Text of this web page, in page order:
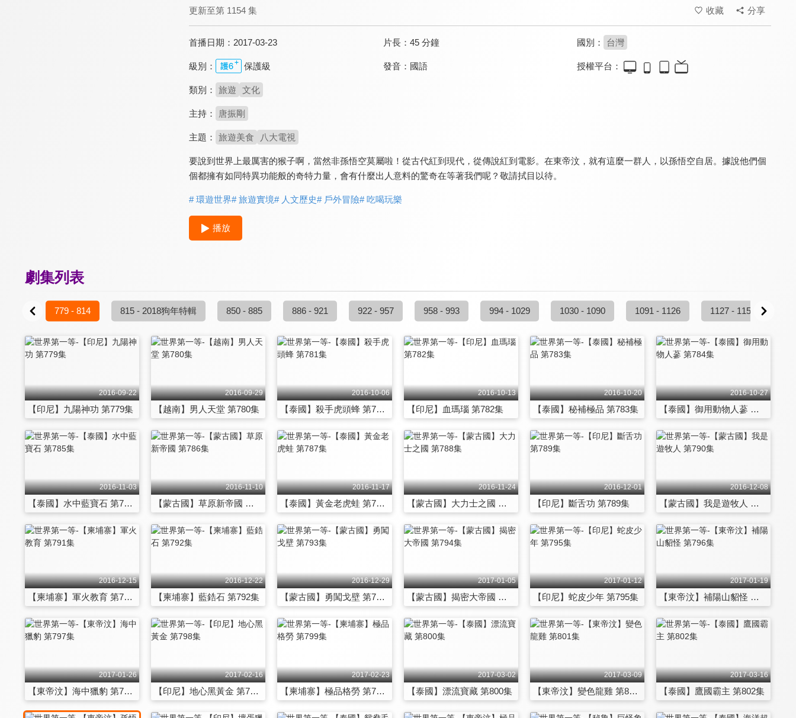
更新至第 1154 集 收藏 分享
首播日期： 2017-03-23 片長： 45 分鐘 國別： 台灣
級別： 保護級 發音： 國語 授權平台：
類別： 旅遊 文化
主持： 唐振剛
主題： 旅遊美食 八大電視
要說到世界上最厲害的猴子啊，當然非孫悟空莫屬啦！從古代紅到現代，從傳說紅到電影。在東帝汶，就有這麼一群人，以孫悟空自居。據說他們個
個都擁有如同特異功能般的奇特力量，會有什麼出人意料的驚奇在等著我們呢？敬請拭目以待。
# 環遊世界# 旅遊實境# 人文歷史# 戶外冒險# 吃喝玩樂
播放
劇集列表
779 - 814 815 - 2018狗年特輯 850 - 885 886 - 921 922 - 957 958 - 993 994 - 1029 1030 - 1090 1091 - 1126 1127 - 1154
2016-09-22
【印尼】九陽神功 第779集
2016-09-29
【越南】男人天堂 第780集
2016-10-06
【泰國】殺手虎頭蜂 第781集
2016-10-13
【印尼】血瑪瑙 第782集
2016-10-20
【泰國】秘補極品 第783集
2016-10-27
【泰國】御用動物人蔘 第784集
2016-11-03
【泰國】水中藍寶石 第785集
2016-11-10
【蒙古國】草原新帝國 第786集
2016-11-17
【泰國】黃金老虎蛙 第787集
2016-11-24
【蒙古國】大力士之國 第788集
2016-12-01
【印尼】斷舌功 第789集
2016-12-08
【蒙古國】我是遊牧人 第790集
2016-12-15
【柬埔寨】軍火教育 第791集
2016-12-22
【柬埔寨】藍鋯石 第792集
2016-12-29
【蒙古國】勇闖戈壁 第793集
2017-01-05
【蒙古國】揭密大帝國 第794集
2017-01-12
【印尼】蛇皮少年 第795集
2017-01-19
【東帝汶】補陽山貂怪 第796集
2017-01-26
【東帝汶】海中獵豹 第797集
2017-02-16
【印尼】地心黑黃金 第798集
2017-02-23
【柬埔寨】極品格勞 第799集
2017-03-02
【泰國】漂流寶藏 第800集
2017-03-09
【東帝汶】變色龍雞 第801集
2017-03-16
【泰國】鷹國霸主 第802集